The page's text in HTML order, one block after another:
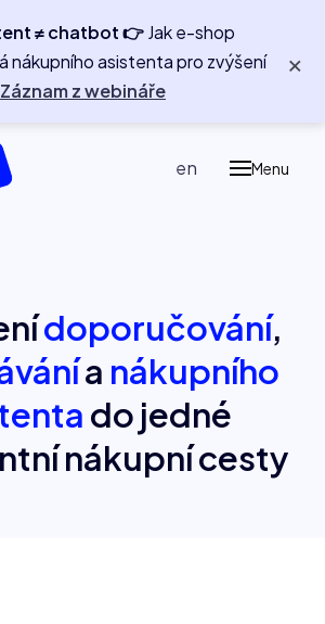
≠ chatbot 👉Jak e-shop
nákupního asistenta pro zvýšení
Záznam z webináře
×
Menu
cz
en
doporučování,
a nákupního
do jedné
nákupní cesty